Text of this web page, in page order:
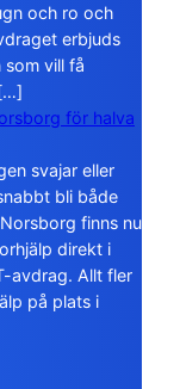
och ro och
erbjuds
vill få
för halva
svajar eller
bli både
finns nu
direkt i
avdrag. Allt fler
på plats i